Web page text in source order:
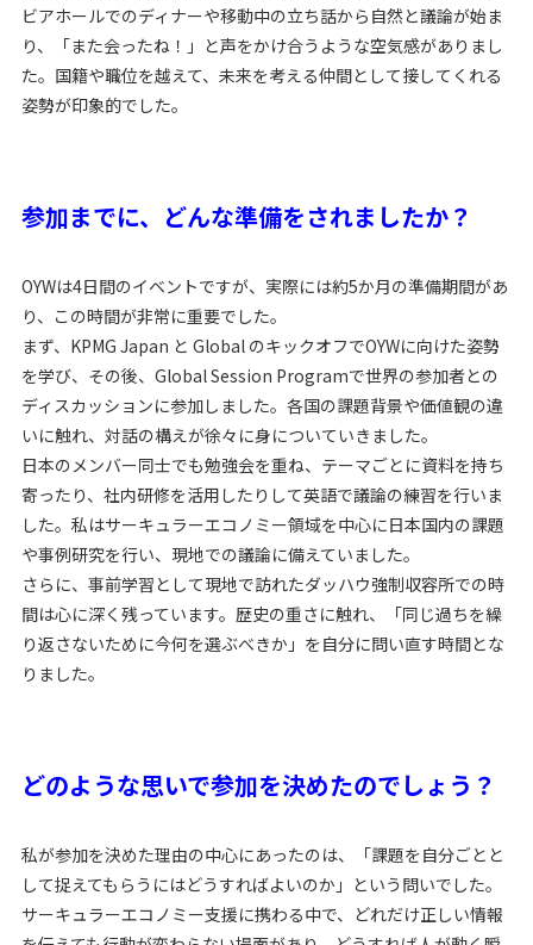
ビアホールでのディナーや移動中の立ち話から自然と議論が始ま
り、「また会ったね！」と声をかけ合うような空気感がありまし
た。国籍や職位を越えて、未来を考える仲間として接してくれる
姿勢が印象的でした。
参加までに、どんな準備をされましたか？
OYWは4日間のイベントですが、実際には約5か月の準備期間があ
り、この時間が非常に重要でした。
まず、KPMG Japan と Global のキックオフでOYWに向けた姿勢
を学び、その後、Global Session Programで世界の参加者との
ディスカッションに参加しました。各国の課題背景や価値観の違
いに触れ、対話の構えが徐々に身についていきました。
日本のメンバー同士でも勉強会を重ね、テーマごとに資料を持ち
寄ったり、社内研修を活用したりして英語で議論の練習を行いま
した。私はサーキュラーエコノミー領域を中心に日本国内の課題
や事例研究を行い、現地での議論に備えていました。
さらに、事前学習として現地で訪れたダッハウ強制収容所での時
間は心に深く残っています。歴史の重さに触れ、「同じ過ちを繰
り返さないために今何を選ぶべきか」を自分に問い直す時間とな
りました。
どのような思いで参加を決めたのでしょう？
私が参加を決めた理由の中心にあったのは、「課題を自分ごとと
して捉えてもらうにはどうすればよいのか」という問いでした。
サーキュラーエコノミー支援に携わる中で、どれだけ正しい情報